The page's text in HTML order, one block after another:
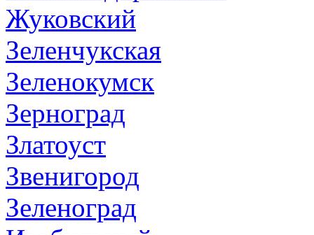
Жуковский
Зеленчукская
Зеленокумск
Зерноград
Златоуст
Звенигород
Зеленоград